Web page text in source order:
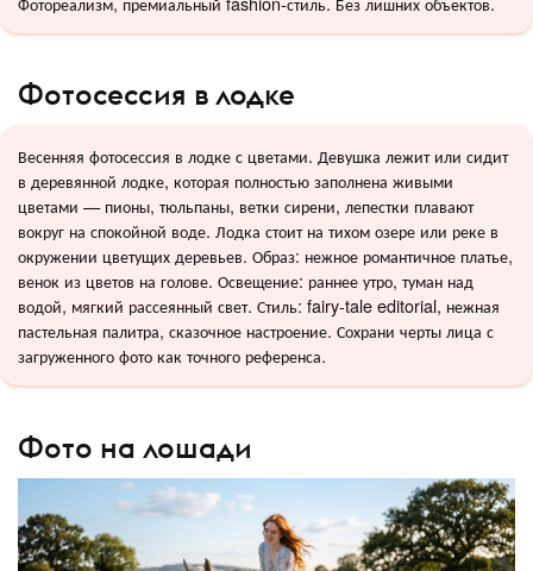
Фотосессия в лодке
Весенняя фотосессия в лодке с цветами. Девушка лежит или сидит
в деревянной лодке, которая полностью заполнена живыми
цветами — пионы, тюльпаны, ветки сирени, лепестки плавают
вокруг на спокойной воде. Лодка стоит на тихом озере или реке в
окружении цветущих деревьев. Образ: нежное романтичное платье,
венок из цветов на голове. Освещение: раннее утро, туман над
водой, мягкий рассеянный свет. Стиль: fairy-tale editorial, нежная
пастельная палитра, сказочное настроение. Сохрани черты лица с
загруженного фото как точного референса.
Фото на лошади